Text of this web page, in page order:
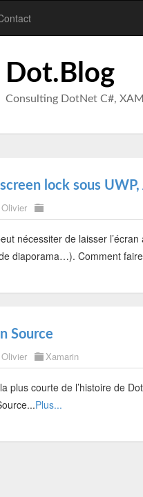
Dot.Blog
Consulting DotNet C#,
lock sous
Olivier
nécessiter de laisser l’écran
diaporama…). Comment
Source
Olivier Xamarin
plus courte de l’histoire de
Plus...